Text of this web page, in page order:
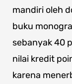
mandiri oleh
buku
sebanyak 40
nilai kredit
karena